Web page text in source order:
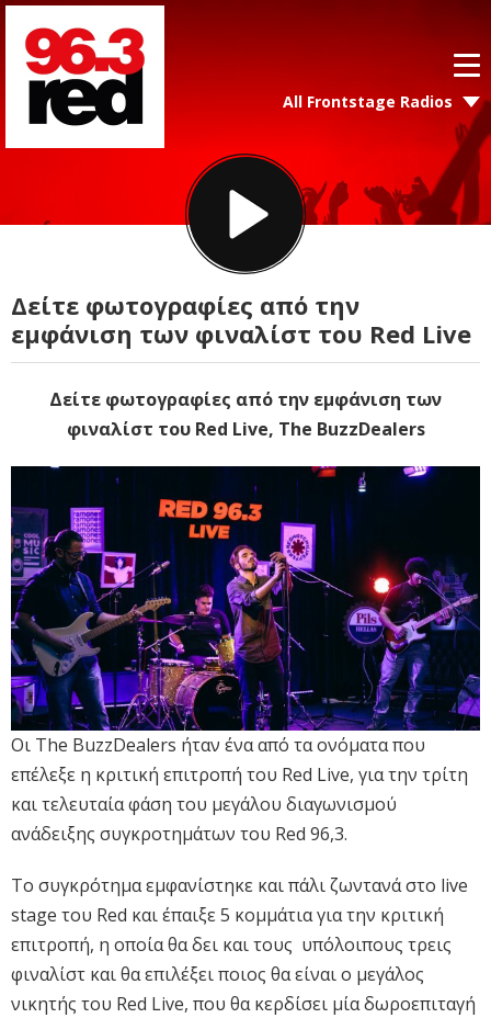
All Frontstage Radios
Δείτε φωτογραφίες από την
εμφάνιση των φιναλίστ του Red Live
Δείτε φωτογραφίες από την εμφάνιση των
φιναλίστ του Red Live, The BuzzDealers
Οι The BuzzDealers ήταν ένα από τα ονόματα που
επέλεξε η κριτική επιτροπή του Red Live, για την τρίτη
και τελευταία φάση του μεγάλου διαγωνισμού
ανάδειξης συγκροτημάτων του Red 96,3.
Το συγκρότημα εμφανίστηκε και πάλι ζωντανά στο live
stage του Red και έπαιξε 5 κομμάτια για την κριτική
επιτροπή, η οποία θα δει και τους υπόλοιπους τρεις
φιναλίστ και θα επιλέξει ποιος θα είναι ο μεγάλος
νικητής του Red Live, που θα κερδίσει μία δωροεπιταγή